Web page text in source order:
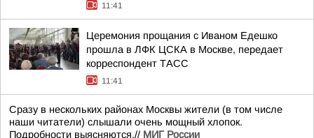
11:41
Церемония прощания с Иваном Едешко
прошла в ЛФК ЦСКА в Москве, передает
корреспондент ТАСС
11:41
Сразу в нескольких районах Москвы жители (в том числе
наши читатели) слышали очень мощный хлопок.
Подробности выясняются.// МИГ России